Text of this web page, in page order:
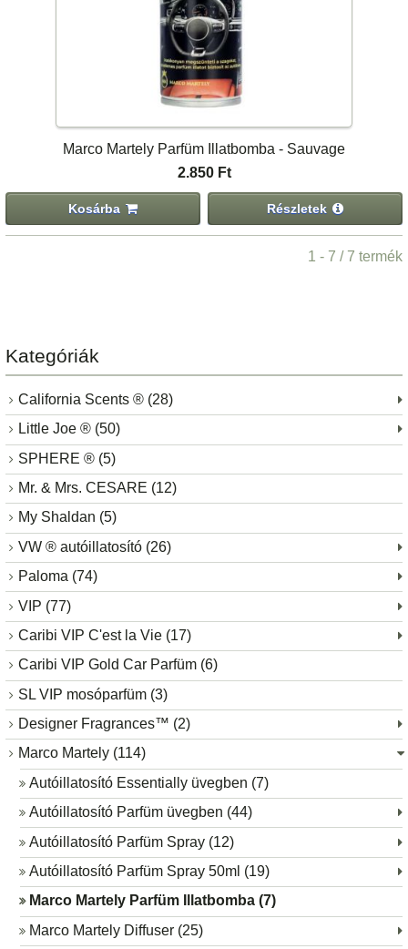
Marco Martely Parfüm Illatbomba - Sauvage
2.850 Ft
Kosárba Részletek
1 - 7 / 7 termék
Kategóriák
California Scents ® (28)
Little Joe ® (50)
SPHERE ® (5)
Mr. & Mrs. CESARE (12)
My Shaldan (5)
VW ® autóillatosító (26)
Paloma (74)
VIP (77)
Caribi VIP C'est la Vie (17)
Caribi VIP Gold Car Parfüm (6)
SL VIP mosóparfüm (3)
Designer Fragrances™ (2)
Marco Martely (114)
Autóillatosító Essentially üvegben (7)
Autóillatosító Parfüm üvegben (44)
Autóillatosító Parfüm Spray (12)
Autóillatosító Parfüm Spray 50ml (19)
Marco Martely Parfüm Illatbomba (7)
Marco Martely Diffuser (25)